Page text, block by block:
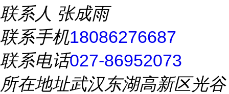
联系人 张成雨
联系手机18086276687
联系电话027-86952073
所在地址武汉东湖高新区光谷